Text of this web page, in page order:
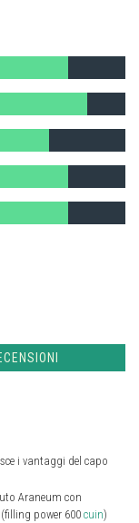
i vantaggi del capo
Araneum con
power 600 cuin)